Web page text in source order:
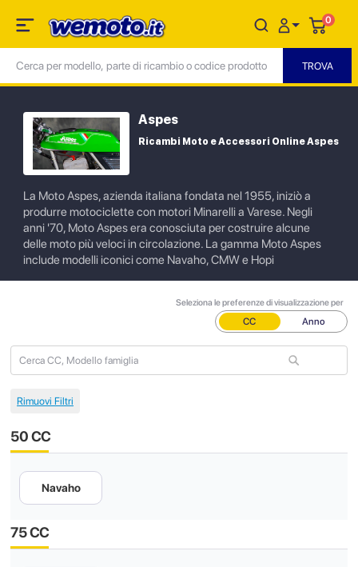
0
Aspes
Ricambi Moto e Accessori Online Aspes
La Moto Aspes, azienda italiana fondata nel 1955, iniziò a
produrre motociclette con motori Minarelli a Varese. Negli
anni '70, Moto Aspes era conosciuta per costruire alcune
delle moto più veloci in circolazione. La gamma Moto Aspes
include modelli iconici come Navaho, CMW e Hopi
Seleziona le preferenze di visualizzazione per
CC Anno
50 CC
Navaho
75 CC